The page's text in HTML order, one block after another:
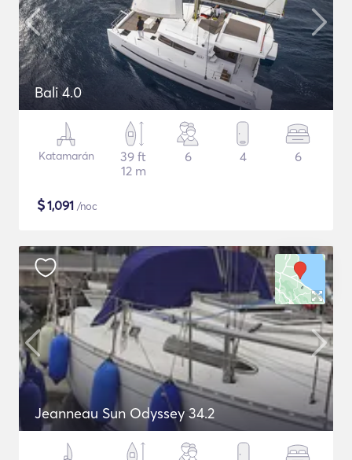
Bali 4.0
Katamarán
39 ft
12 m
6 4 6
$1,091 /noc
Jeanneau Sun Odyssey 34.2